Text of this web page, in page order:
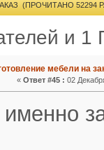
(ПРОЧИТАНО 52294
и 1
мебели на
« Ответ #45 : 02
именно